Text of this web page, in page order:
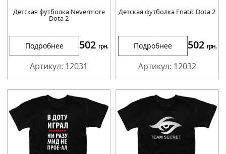
Детская футболка Nevermore
Dota 2
Подробнее 502 грн.
Артикул: 12031
Детская футболка Fnatic Dota 2
Подробнее 502 грн.
Артикул: 12032